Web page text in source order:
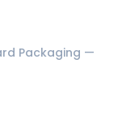
Packaging —